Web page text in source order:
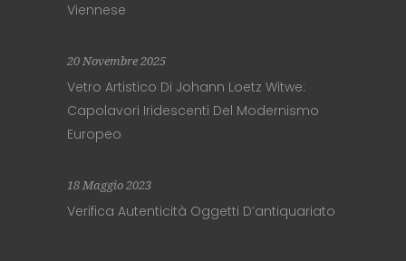
Viennese
20 Novembre 2025
Vetro Artistico Di Johann Loetz Witwe:
Capolavori Iridescenti Del Modernismo
Europeo
18 Maggio 2023
Verifica Autenticità Oggetti D’antiquariato